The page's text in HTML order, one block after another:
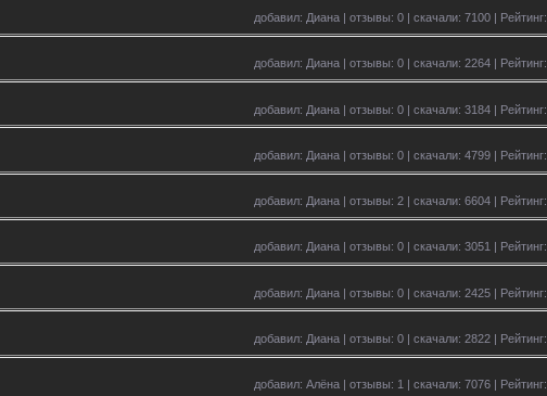
добавил: Диана | отзывы: 0 | скачали: 7100 | Рейтинг:
добавил: Диана | отзывы: 0 | скачали: 2264 | Рейтинг:
добавил: Диана | отзывы: 0 | скачали: 3184 | Рейтинг:
добавил: Диана | отзывы: 0 | скачали: 4799 | Рейтинг:
добавил: Диана | отзывы: 2 | скачали: 6604 | Рейтинг:
добавил: Диана | отзывы: 0 | скачали: 3051 | Рейтинг:
добавил: Диана | отзывы: 0 | скачали: 2425 | Рейтинг:
добавил: Диана | отзывы: 0 | скачали: 2822 | Рейтинг:
добавил: Алёна | отзывы: 1 | скачали: 7076 | Рейтинг: